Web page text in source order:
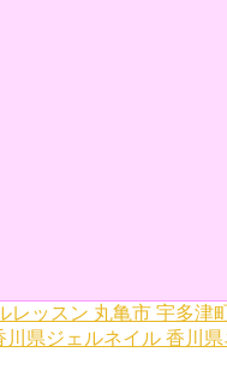
レッスン 丸亀市 宇多津
川県ジェルネイル 香川